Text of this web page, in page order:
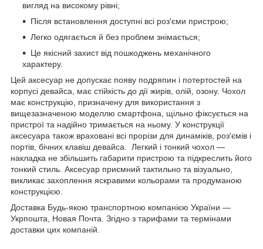
вигляд на високому рівні;
Після встановлення доступні всі роз'єми пристрою;
Легко одягається й без проблем знімається;
Це якісний захист від пошкоджень механічного
характеру.
Цей аксесуар не допускає появу подряпин і потертостей на
корпусі девайса, має стійкість до дії жирів, олій, озону. Чохол
має конструкцію, призначену для використання з
вищезазначеною моделлю смартфона, щільно фіксується на
пристрої та надійно тримається на ньому. У конструкції
аксесуара також враховані всі прорізи для динаміків, роз'ємів і
портів, бічних клавіш девайса. Легкий і тонкий чохол —
накладка не збільшить габарити пристрою та підкреслить його
тонкий стиль. Аксесуар приємний тактильно та візуально,
викликає захоплення яскравими кольорами та продуманою
конструкцією.
Доставка Будь-якою транспортною компанією України —
Укрпошта, Новая Почта. Згідно з тарифами та термінами
доставки цих компаній.